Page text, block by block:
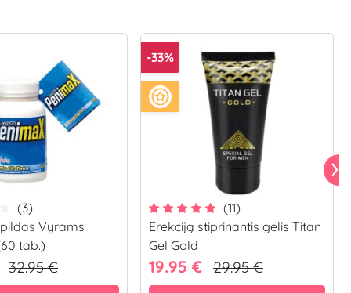
(3)
Vyrams
tab.)
32.95 €
-33%
(11)
Erekciją stiprinantis gelis Titan
Gel Gold
19.95 € 29.95 €